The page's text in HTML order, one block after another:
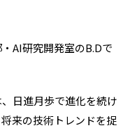
AI研究開発室のB.Dで
日進月歩で進化を続け
来の技術トレンドを捉